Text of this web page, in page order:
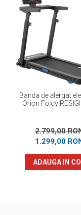
Banda de alergat
Orion Foldy
2.799,00
1.299,00
ADAUGA IN